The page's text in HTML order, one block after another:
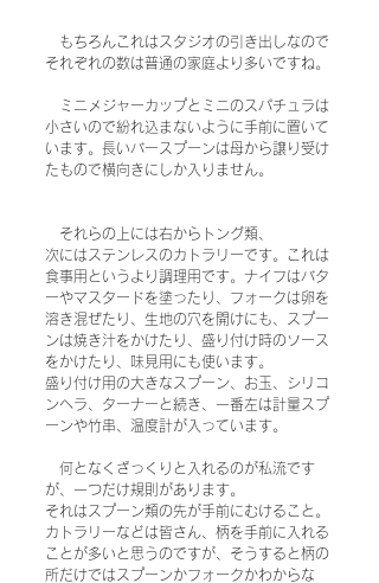
もちろんこれはスタジオの引き出しなので
それぞれの数は普通の家庭より多いですね。
ミニメジャーカップとミニのスパチュラは
小さいので紛れ込まないように手前に置いて
います。長いバースプーンは母から譲り受け
たもので横向きにしか入りません。
それらの上には右からトング類、
次にはステンレスのカトラリーです。これは
食事用というより調理用です。ナイフはバタ
ーやマスタードを塗ったり、フォークは卵を
溶き混ぜたり、生地の穴を開けにも、スプー
ンは焼き汁をかけたり、盛り付け時のソース
をかけたり、味見用にも使います。
盛り付け用の大きなスプーン、お玉、シリコ
ンヘラ、ターナーと続き、一番左は計量スプ
ーンや竹串、温度計が入っています。
何となくざっくりと入れるのが私流です
が、一つだけ規則があります。
それはスプーン類の先が手前にむけること。
カトラリーなどは皆さん、柄を手前に入れる
ことが多いと思うのですが、そうすると柄の
所だけではスプーンかフォークかわからな